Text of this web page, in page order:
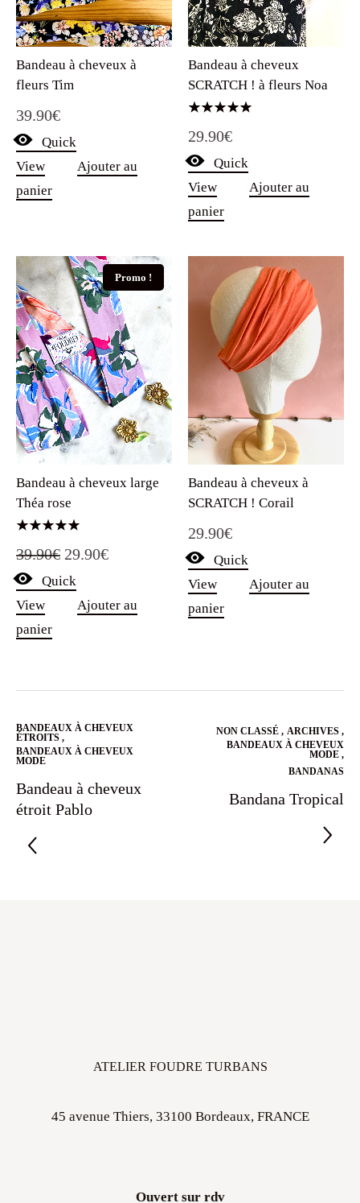
Bandeau à cheveux à
fleurs Tim
39.90€
Quick
View
Ajouter au
panier
Bandeau à cheveux
SCRATCH ! à fleurs Noa
5.00
29.90€
Quick
View
Ajouter au
panier
Promo !
Bandeau à cheveux large
Théa rose
5.00
sur 5
39.90€ Le
prix
initial
29.90€Le
actuel
Quick
View
Ajouter au
panier
Bandeau à cheveux à
SCRATCH ! Corail
29.90€
Quick
View
Ajouter au
panier
BANDEAUX À CHEVEUX
ÉTROITS ,
BANDEAUX À CHEVEUX
MODE
Bandeau à cheveux
étroit Pablo
NON CLASSÉ , ARCHIVES ,
BANDEAUX À CHEVEUX
MODE ,
BANDANAS
Bandana Tropical
ATELIER FOUDRE TURBANS
45 avenue Thiers, 33100 Bordeaux, FRANCE
Ouvert sur rdv